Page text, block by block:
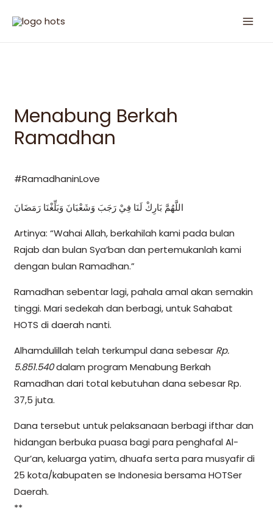
Menabung Berkah
Ramadhan
#RamadhaninLove
اللَّهُمَّ بَارِكْ لَنَا فِيْ رَجَبَ وَشَعْبَانَ وَبَلِّغْنَا رَمَضَانَ
Artinya: “Wahai Allah, berkahilah kami pada bulan
Rajab dan bulan Sya’ban dan pertemukanlah kami
dengan bulan Ramadhan.”
Ramadhan sebentar lagi, pahala amal akan semakin
tinggi. Mari sedekah dan berbagi, untuk Sahabat
HOTS di daerah nanti.
Alhamdulillah telah terkumpul dana sebesar Rp.
5.851.540dalam program Menabung Berkah
Ramadhan dari total kebutuhan dana sebesar Rp.
37,5 juta.
Dana tersebut untuk pelaksanaan berbagi ifthar dan
hidangan berbuka puasa bagi para penghafal Al-
Qur’an, keluarga yatim, dhuafa serta para musyafir di
25 kota/kabupaten se Indonesia bersama HOTSer
Daerah.
**